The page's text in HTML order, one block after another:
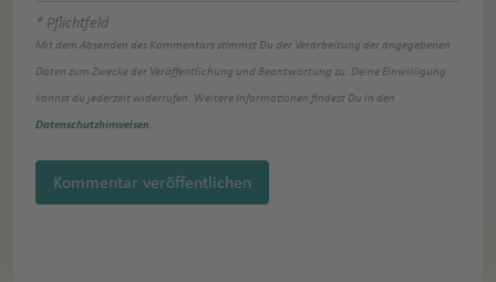
* Pflichtfeld
Mit dem Absenden des Kommentars stimmst Du der Verarbeitung der angegebenen
Daten zum Zwecke der Veröffentlichung und Beantwortung zu. Deine Einwilligung
kannst du jederzeit widerrufen. Weitere Informationen findest Du in den
Datenschutzhinweisen
Kommentar veröffentlichen